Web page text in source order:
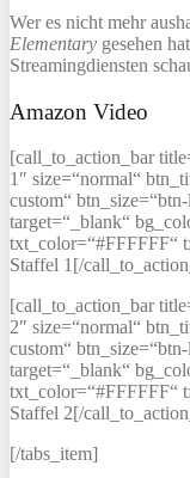
Wer es nicht mehr
Elementary gesehen
Streamingdiensten
Amazon Video
[call_to_action_bar
1″ size=“normal“
custom“
target=“_blank“
txt_color=“#FFFFFF“
Staffel 1[/
[call_to_action_bar
2″ size=“normal“
custom“
target=“_blank“
txt_color=“#FFFFFF“
Staffel 2[/
[/tabs_item]